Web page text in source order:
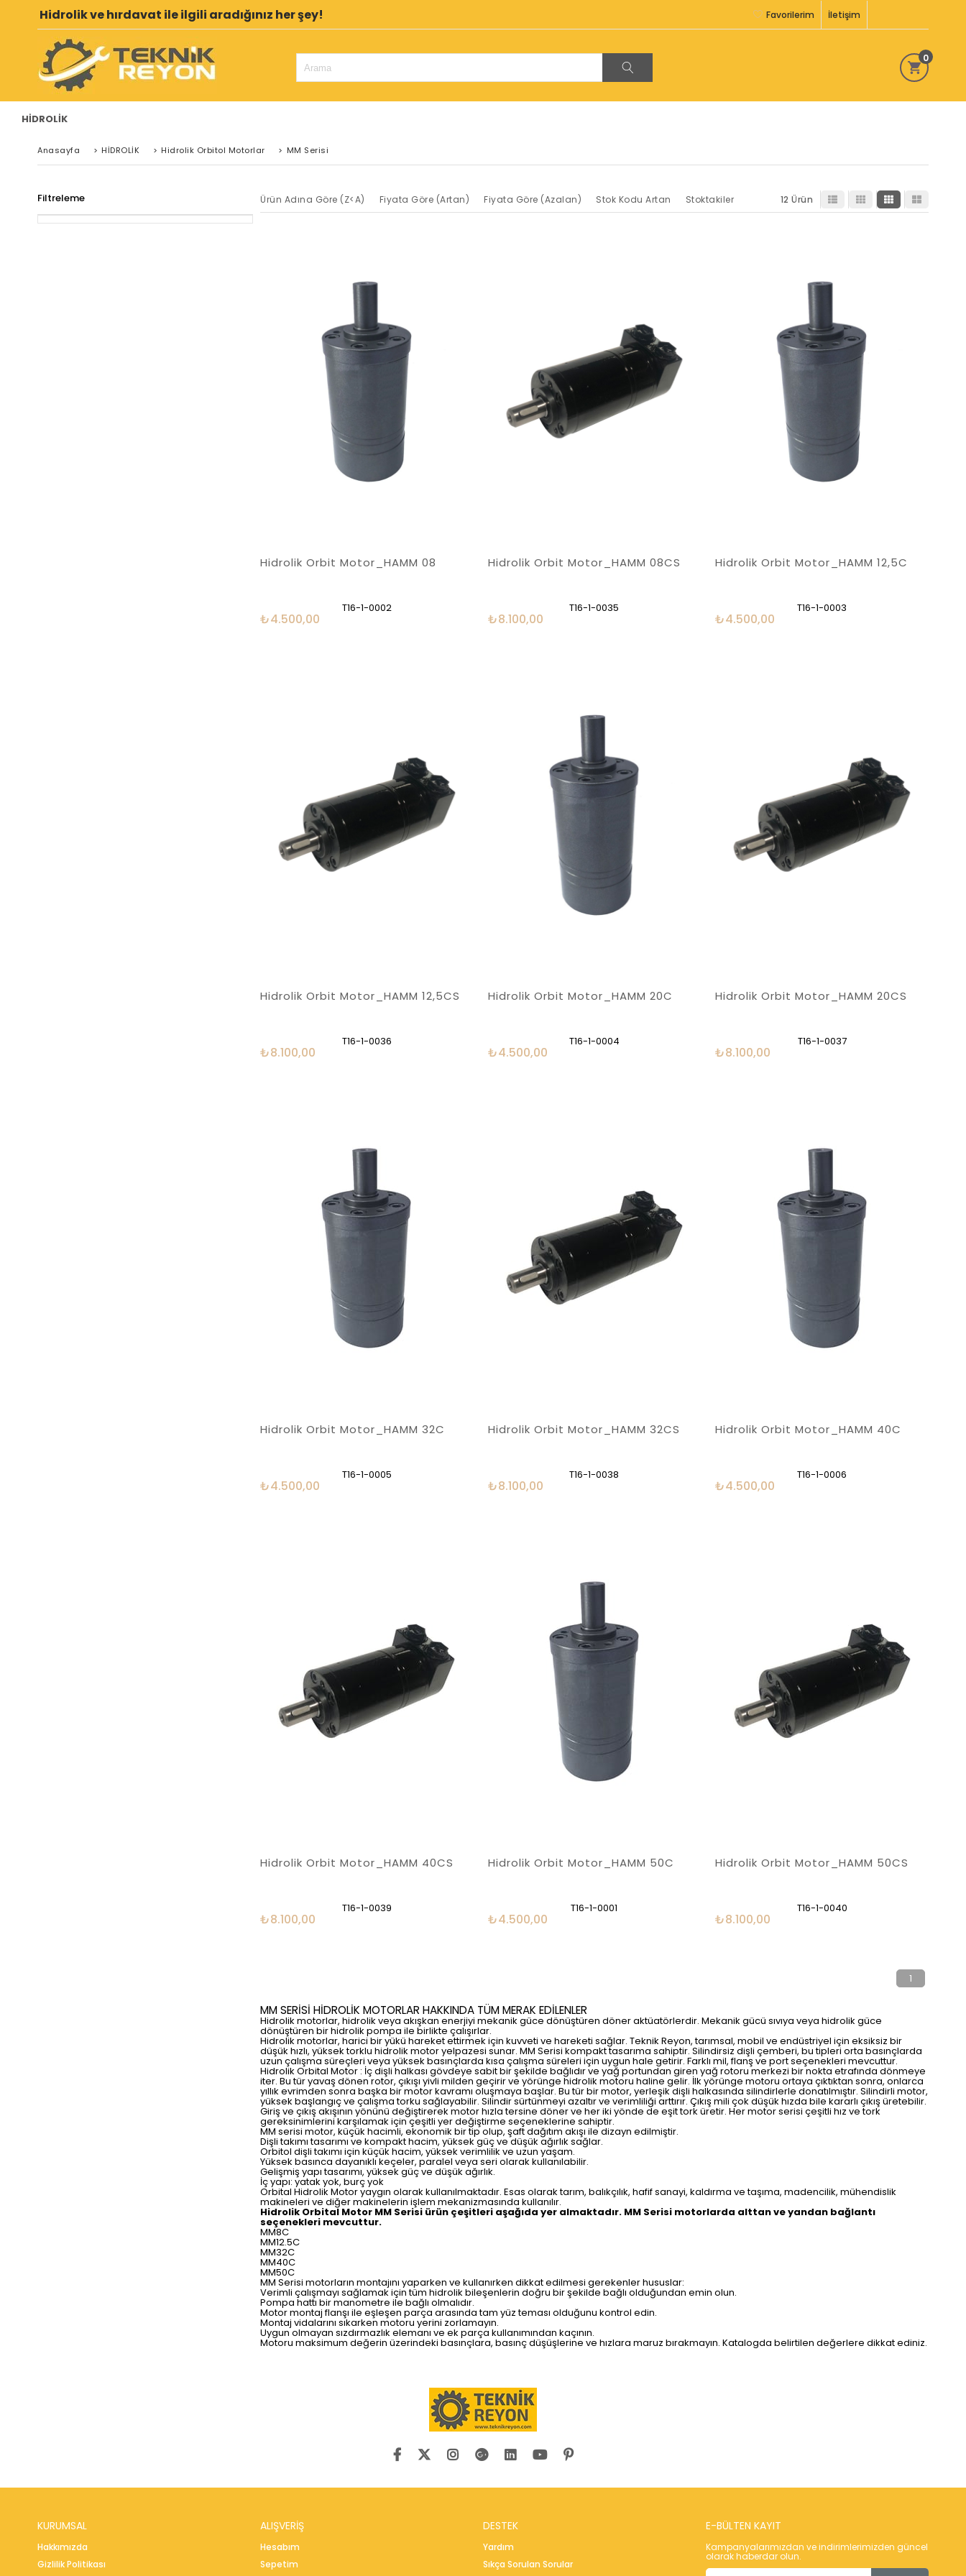
Hidrolik ve hırdavat ile ilgili aradığınız her şey! İletişim
Favorilerim
0
HİDROLİK
Anasayfa > HİDROLİK > Hidrolik Orbitol Motorlar > MM Serisi
Filtreleme Ürün Adına Göre (Z<A) Fiyata Göre (Artan) Fiyata Göre (Azalan) Stok Kodu Artan Stoktakiler 12 Ürün
Hidrolik Orbit Motor_HAMM 08
T16-1-0002
₺4.500,00
Hidrolik Orbit Motor_HAMM 08CS
T16-1-0035
₺8.100,00
Hidrolik Orbit Motor_HAMM 12,5C
T16-1-0003
₺4.500,00
Hidrolik Orbit Motor_HAMM 12,5CS
T16-1-0036
₺8.100,00
Hidrolik Orbit Motor_HAMM 20C
T16-1-0004
₺4.500,00
Hidrolik Orbit Motor_HAMM 20CS
T16-1-0037
₺8.100,00
Hidrolik Orbit Motor_HAMM 32C
T16-1-0005
₺4.500,00
Hidrolik Orbit Motor_HAMM 32CS
T16-1-0038
₺8.100,00
Hidrolik Orbit Motor_HAMM 40C
T16-1-0006
₺4.500,00
Hidrolik Orbit Motor_HAMM 40CS
T16-1-0039
₺8.100,00
Hidrolik Orbit Motor_HAMM 50C
T16-1-0001
₺4.500,00
Hidrolik Orbit Motor_HAMM 50CS
T16-1-0040
₺8.100,00
1
MM SERİSİ HİDROLİK MOTORLAR HAKKINDA TÜM MERAK EDİLENLER
Hidrolik motorlar, hidrolik veya akışkan enerjiyi mekanik güce dönüştüren döner aktüatörlerdir. Mekanik gücü sıvıya veya hidrolik güce
dönüştüren bir hidrolik pompa ile birlikte çalışırlar.
Hidrolik motorlar, harici bir yükü hareket ettirmek için kuvveti ve hareketi sağlar. Teknik Reyon, tarımsal, mobil ve endüstriyel için eksiksiz bir
düşük hızlı, yüksek torklu hidrolik motor yelpazesi sunar. MM Serisi kompakt tasarıma sahiptir. Silindirsiz dişli çemberi, bu tipleri orta basınçlarda
uzun çalışma süreçleri veya yüksek basınçlarda kısa çalışma süreleri için uygun hale getirir. Farklı mil, flanş ve port seçenekleri mevcuttur.
Hidrolik Orbital Motor : İç dişli halkası gövdeye sabit bir şekilde bağlıdır ve yağ portundan giren yağ rotoru merkezi bir nokta etrafında dönmeye
iter. Bu tür yavaş dönen rotor, çıkışı yivli milden geçirir ve yörünge hidrolik motoru haline gelir. İlk yörünge motoru ortaya çıktıktan sonra, onlarca
yıllık evrimden sonra başka bir motor kavramı oluşmaya başlar. Bu tür bir motor, yerleşik dişli halkasında silindirlerle donatılmıştır. Silindirli motor,
yüksek başlangıç ve çalışma torku sağlayabilir. Silindir sürtünmeyi azaltır ve verimliliği arttırır. Çıkış mili çok düşük hızda bile kararlı çıkış üretebilir.
Giriş ve çıkış akışının yönünü değiştirerek motor hızla tersine döner ve her iki yönde de eşit tork üretir. Her motor serisi çeşitli hız ve tork
gereksinimlerini karşılamak için çeşitli yer değiştirme seçeneklerine sahiptir.
MM serisi motor, küçük hacimli, ekonomik bir tip olup, şaft dağıtım akışı ile dizayn edilmiştir.
Dişli takımı tasarımı ve kompakt hacim, yüksek güç ve düşük ağırlık sağlar.
Orbitol dişli takımı için küçük hacim, yüksek verimlilik ve uzun yaşam.
Yüksek basınca dayanıklı keçeler, paralel veya seri olarak kullanılabilir.
Gelişmiş yapı tasarımı, yüksek güç ve düşük ağırlık.
İç yapı: yatak yok, burç yok
Orbital Hidrolik Motor yaygın olarak kullanılmaktadır. Esas olarak tarım, balıkçılık, hafif sanayi, kaldırma ve taşıma, madencilik, mühendislik
makineleri ve diğer makinelerin işlem mekanizmasında kullanılır.
Hidrolik Orbital Motor MM Serisi ürün çeşitleri aşağıda yer almaktadır. MM Serisi motorlarda alttan ve yandan bağlantı
seçenekleri mevcuttur.
MM8C
MM12.5C
MM32C
MM40C
MM50C
MM Serisi motorların montajını yaparken ve kullanırken dikkat edilmesi gerekenler hususlar:
Verimli çalışmayı sağlamak için tüm hidrolik bileşenlerin doğru bir şekilde bağlı olduğundan emin olun.
Pompa hattı bir manometre ile bağlı olmalıdır.
Motor montaj flanşı ile eşleşen parça arasında tam yüz teması olduğunu kontrol edin.
Montaj vidalarını sıkarken motoru yerini zorlamayın.
Uygun olmayan sızdırmazlık elemanı ve ek parça kullanımından kaçının.
Motoru maksimum değerin üzerindeki basınçlara, basınç düşüşlerine ve hızlara maruz bırakmayın. Katalogda belirtilen değerlere dikkat ediniz.
KURUMSAL
Hakkımızda
Gizlilik Politikası
ALIŞVERİŞ
Hesabım
Sepetim
DESTEK
Yardım
Sıkça Sorulan Sorular
E-BÜLTEN KAYIT
Kampanyalarımızdan ve indirimlerimizden güncel
olarak haberdar olun.